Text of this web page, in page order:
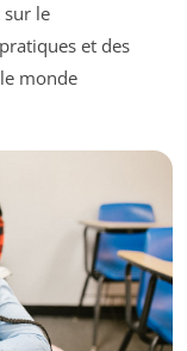
le
et des
monde